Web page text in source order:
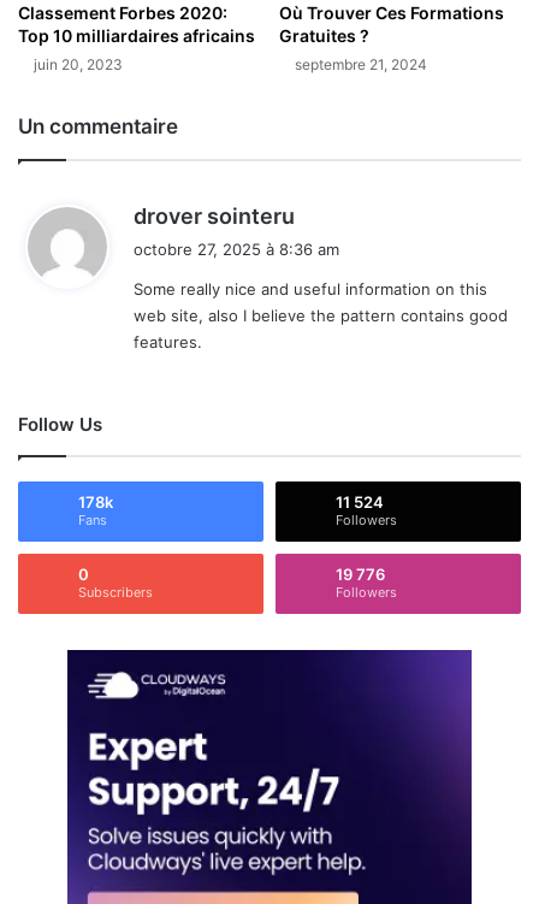
Classement Forbes 2020:
Top 10 milliardaires africains
juin 20, 2023
Où Trouver Ces Formations
Gratuites ?
septembre 21, 2024
Un commentaire
drover sointeru
:
octobre 27, 2025 à 8:36 am
Some really nice and useful information on this
web site, also I believe the pattern contains good
features.
Follow Us
178k
Fans
11 524
Followers
0
Subscribers
19 776
Followers